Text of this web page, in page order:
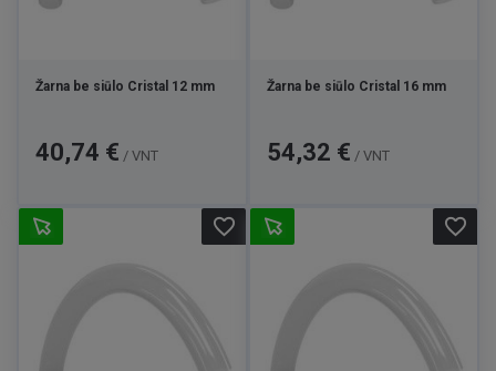
Žarna be siūlo Cristal 12 mm
Kaina
40,74 € / VNT
Žarna be siūlo Cristal 16 mm
Kaina
54,32 € / VNT
favorite_border favorite_border